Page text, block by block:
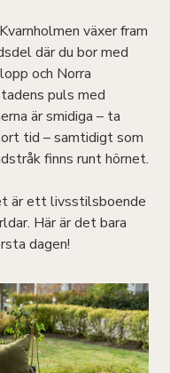
växer fram
där du bor med
och Norra
puls med
är smidiga – ta
tid – samtidigt som
finns runt hörnet.
är ett livsstilsboende
Här är det bara
dagen!